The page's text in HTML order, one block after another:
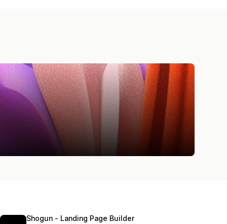
Shogun ‑ Landing Page Builder